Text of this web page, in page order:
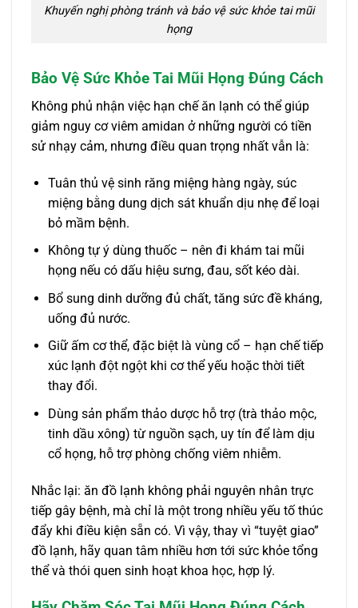
Khuyến nghị phòng tránh và bảo vệ sức khỏe tai mũi
họng
Bảo Vệ Sức Khỏe Tai Mũi Họng Đúng Cách
Không phủ nhận việc hạn chế ăn lạnh có thể giúp
giảm nguy cơ viêm amidan ở những người có tiền
sử nhạy cảm, nhưng điều quan trọng nhất vẫn là:
Tuân thủ vệ sinh răng miệng hàng ngày, súc
miệng bằng dung dịch sát khuẩn dịu nhẹ để loại
bỏ mầm bệnh.
Không tự ý dùng thuốc – nên đi khám tai mũi
họng nếu có dấu hiệu sưng, đau, sốt kéo dài.
Bổ sung dinh dưỡng đủ chất, tăng sức đề kháng,
uống đủ nước.
Giữ ấm cơ thể, đặc biệt là vùng cổ – hạn chế tiếp
xúc lạnh đột ngột khi cơ thể yếu hoặc thời tiết
thay đổi.
Dùng sản phẩm thảo dược hỗ trợ (trà thảo mộc,
tinh dầu xông) từ nguồn sạch, uy tín để làm dịu
cổ họng, hỗ trợ phòng chống viêm nhiễm.
Nhắc lại: ăn đồ lạnh không phải nguyên nhân trực
tiếp gây bệnh, mà chỉ là một trong nhiều yếu tố thúc
đẩy khi điều kiện sẵn có. Vì vậy, thay vì “tuyệt giao”
đồ lạnh, hãy quan tâm nhiều hơn tới sức khỏe tổng
thể và thói quen sinh hoạt khoa học, hợp lý.